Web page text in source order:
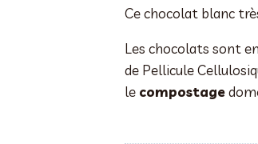
Ce chocolat blanc
Les chocolats sont
de Pellicule
le compostage